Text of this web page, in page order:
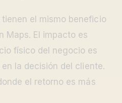
el mismo beneficio
Maps. El impacto es
físico del negocio es
la decisión del cliente.
el retorno es más